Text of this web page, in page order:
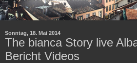
Sonntag, 18. Mai 2014
The bianca Story live
Bericht Videos